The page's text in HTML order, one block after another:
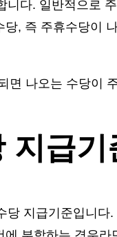
다. 일반적으로
, 즉 주휴수당이
면 나오는 수당이
지급기
당 지급기준입니